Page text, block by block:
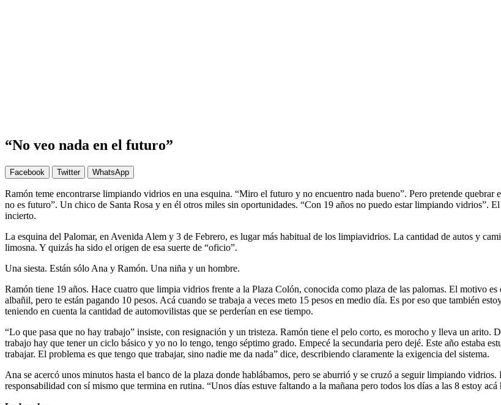
“No veo nada en el futuro”
Facebook Twitter WhatsApp
Ramón teme encontrarse limpiando vidrios en una esquina. “Miro el futuro y no encuentro nada bueno”. Pero pretende
no es futuro”. Un chico de Santa Rosa y en él otros miles sin oportunidades. “Con 19 años no puedo estar limpiando vidrios”.
incierto.
La esquina del Palomar, en Avenida Alem y 3 de Febrero, es lugar más habitual de los limpiavidrios. La cantidad de autos y
limosna. Y quizás ha sido el origen de esa suerte de “oficio”.
Una siesta. Están sólo Ana y Ramón. Una niña y un hombre.
Ramón tiene 19 años. Hace cuatro que limpia vidrios frente a la Plaza Colón, conocida como plaza de las palomas. El motivo
albañil, pero te están pagando 10 pesos. Acá cuando se trabaja a veces meto 15 pesos en medio día. Es por eso que también
teniendo en cuenta la cantidad de automovilistas que se perderían en ese tiempo.
“Lo que pasa que no hay trabajo” insiste, con resignación y un tristeza. Ramón tiene el pelo corto, es morocho y lleva un arito.
trabajo hay que tener un ciclo básico y yo no lo tengo, tengo séptimo grado. Empecé la secundaria pero dejé. Este año estaba
trabajar. El problema es que tengo que trabajar, sino nadie me da nada” dice, describiendo claramente la exigencia del sistema.
Ana se acercó unos minutos hasta el banco de la plaza donde hablábamos, pero se aburrió y se cruzó a seguir limpiando
responsabilidad con sí mismo que termina en rutina. “Unos días estuve faltando a la mañana pero todos los días a las 8 estoy acá